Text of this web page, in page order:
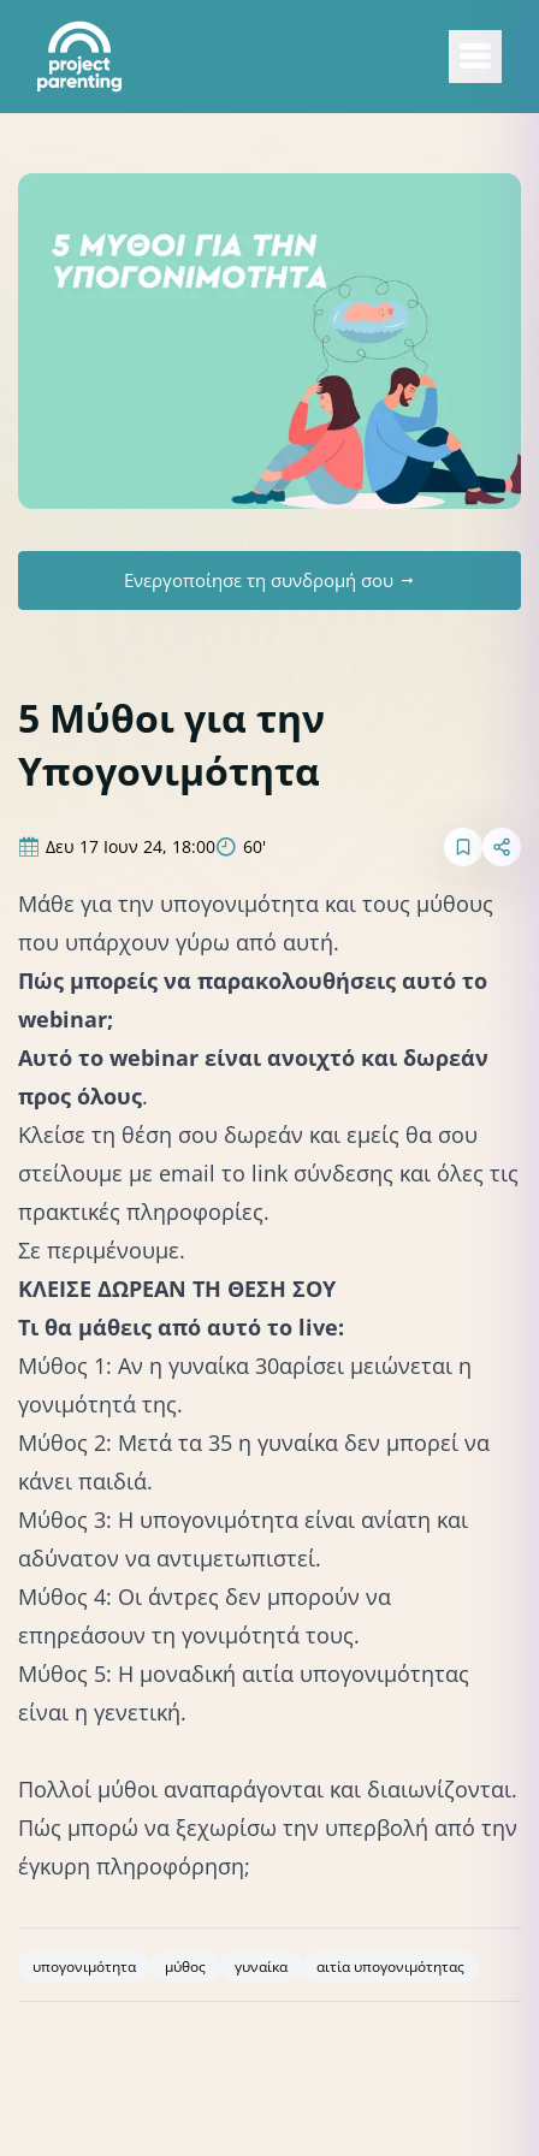
Ενεργοποίησε τη συνδρομή σου
5 Μύθοι για την
Υπογονιμότητα
Δευ 17 Ιουν 24, 18:00 60'
Μάθε για την υπογονιμότητα και τους μύθους
που υπάρχουν γύρω από αυτή.
Πώς μπορείς να παρακολουθήσεις αυτό το
webinar;
Αυτό το webinar είναι ανοιχτό και δωρεάν
προς όλους.
Κλείσε τη θέση σου δωρεάν και εμείς θα σου
στείλουμε με email το link σύνδεσης και όλες τις
πρακτικές πληροφορίες.
Σε περιμένουμε.
ΚΛΕΙΣΕ ΔΩΡΕΑΝ ΤΗ ΘΕΣΗ ΣΟΥ
Τι θα μάθεις από αυτό το live:
Μύθος 1: Αν η γυναίκα 30αρίσει μειώνεται η
γονιμότητά της.
Μύθος 2: Μετά τα 35 η γυναίκα δεν μπορεί να
κάνει παιδιά.
Μύθος 3: Η υπογονιμότητα είναι ανίατη και
αδύνατον να αντιμετωπιστεί.
Μύθος 4: Οι άντρες δεν μπορούν να
επηρεάσουν τη γονιμότητά τους.
Μύθος 5: Η μοναδική αιτία υπογονιμότητας
είναι η γενετική.
Πολλοί μύθοι αναπαράγονται και διαιωνίζονται.
Πώς μπορώ να ξεχωρίσω την υπερβολή από την
έγκυρη πληροφόρηση;
υπογονιμότητα μύθος γυναίκα αιτία υπογονιμότητας